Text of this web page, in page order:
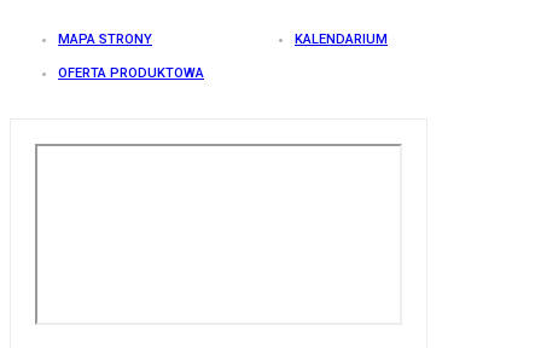
MAPA STRONY KALENDARIUM
OFERTA PRODUKTOWA